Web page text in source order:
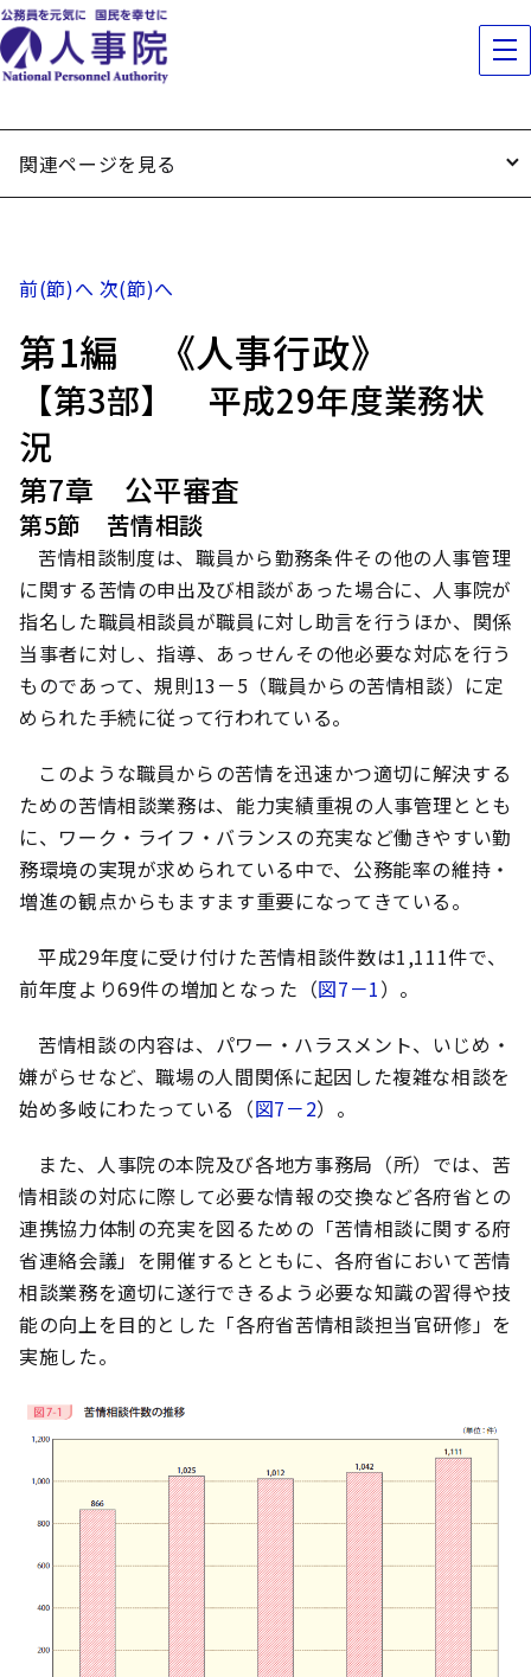
関連ページを見る
前(節)へ 次(節)へ
第1編 《人事行政》
【第3部】 平成29年度業務状
況
第7章 公平審査
第5節 苦情相談
苦情相談制度は、職員から勤務条件その他の人事管理
に関する苦情の申出及び相談があった場合に、人事院が
指名した職員相談員が職員に対し助言を行うほか、関係
当事者に対し、指導、あっせんその他必要な対応を行う
ものであって、規則13－5（職員からの苦情相談）に定
められた手続に従って行われている。
このような職員からの苦情を迅速かつ適切に解決する
ための苦情相談業務は、能力実績重視の人事管理ととも
に、ワーク・ライフ・バランスの充実など働きやすい勤
務環境の実現が求められている中で、公務能率の維持・
増進の観点からもますます重要になってきている。
平成29年度に受け付けた苦情相談件数は1,111件で、
前年度より69件の増加となった（図7－1）。
苦情相談の内容は、パワー・ハラスメント、いじめ・
嫌がらせなど、職場の人間関係に起因した複雑な相談を
始め多岐にわたっている（図7－2）。
また、人事院の本院及び各地方事務局（所）では、苦
情相談の対応に際して必要な情報の交換など各府省との
連携協力体制の充実を図るための「苦情相談に関する府
省連絡会議」を開催するとともに、各府省において苦情
相談業務を適切に遂行できるよう必要な知識の習得や技
能の向上を目的とした「各府省苦情相談担当官研修」を
実施した。